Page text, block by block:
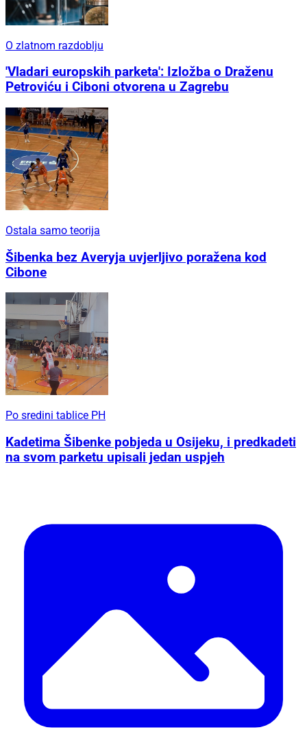
O zlatnom razdoblju
'Vladari europskih parketa': Izložba o Draženu
Petroviću i Ciboni otvorena u Zagrebu
Ostala samo teorija
Šibenka bez Averyja uvjerljivo poražena kod
Cibone
Po sredini tablice PH
Kadetima Šibenke pobjeda u Osijeku, i predkadeti
na svom parketu upisali jedan uspjeh